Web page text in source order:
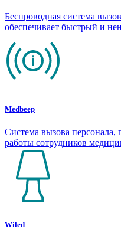
Беспроводная система
обеспечивает быстрый и
Medbeep
Система вызова персонала,
работы сотрудников
Wiled